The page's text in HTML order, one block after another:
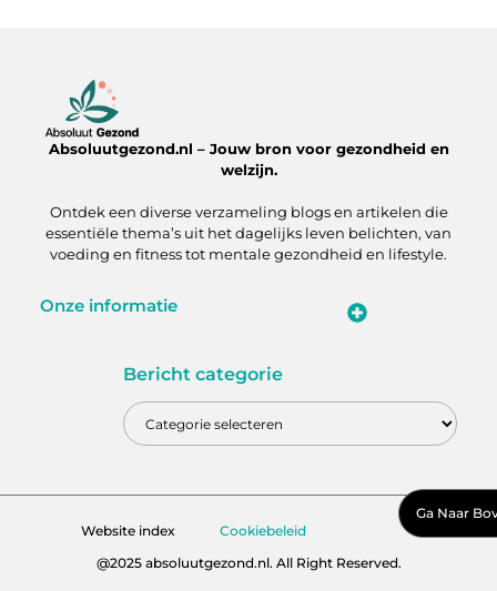
Ga Naar
Absoluutgezond.nl – Jouw bron voor gezondheid en
welzijn.
Ontdek een diverse verzameling blogs en artikelen die
essentiële thema’s uit het dagelijks leven belichten, van
voeding en fitness tot mentale gezondheid en lifestyle.
Onze informatie
Bericht categorie
Website index
Cookiebeleid
@2025 absoluutgezond.nl. All Right Reserved.